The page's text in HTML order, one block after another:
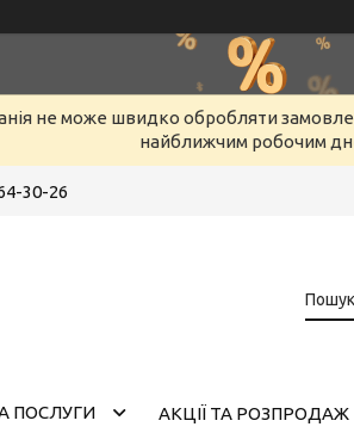
не може швидко обробляти
найближчим робочим
30-26
ПОСЛУГИ АКЦІЇ ТА РОЗПРОДАЖ